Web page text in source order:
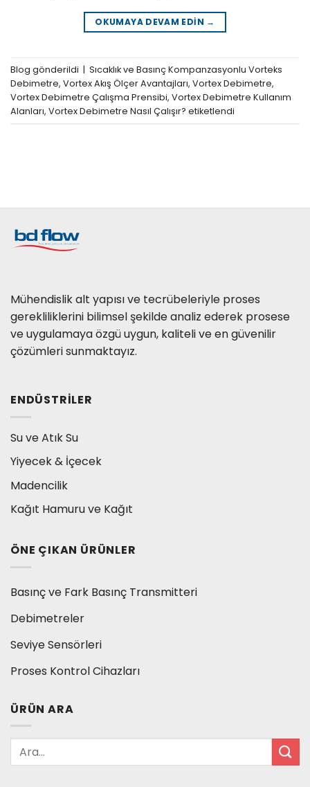
OKUMAYA DEVAM EDIN →
Blog gönderildi | Sıcaklık ve Basınç Kompanzasyonlu Vorteks
Debimetre, Vortex Akış Ölçer Avantajları, Vortex Debimetre,
Vortex Debimetre Çalışma Prensibi, Vortex Debimetre Kullanım
Alanları, Vortex Debimetre Nasıl Çalışır? etiketlendi
Mühendislik alt yapısı ve tecrübeleriyle proses
gerekliliklerini bilimsel şekilde analiz ederek prosese
ve uygulamaya özgü uygun, kaliteli ve en güvenilir
çözümleri sunmaktayız.
ENDÜSTRILER
Su ve Atık Su
Yiyecek & İçecek
Madencilik
Kağıt Hamuru ve Kağıt
ÖNE ÇIKAN ÜRÜNLER
Basınç ve Fark Basınç Transmitteri
Debimetreler
Seviye Sensörleri
Proses Kontrol Cihazları
ÜRÜN ARA